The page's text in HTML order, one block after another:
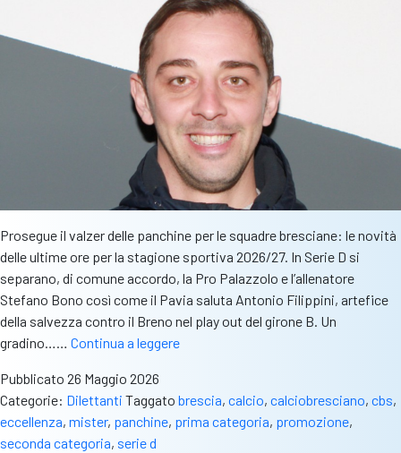
Prosegue il valzer delle panchine per le squadre bresciane: le novità
delle ultime ore per la stagione sportiva 2026/27. In Serie D si
separano, di comune accordo, la Pro Palazzolo e l’allenatore
Stefano Bono così come il Pavia saluta Antonio Filippini, artefice
della salvezza contro il Breno nel play out del girone B. Un
gradino…… Continua a leggereLe
sulle
panchine
Pubblicato 26 Maggio 2026
Categorie: Dilettanti Taggato brescia, calcio, calciobresciano, cbs,
eccellenza, mister, panchine, prima categoria, promozione,
seconda categoria, serie d